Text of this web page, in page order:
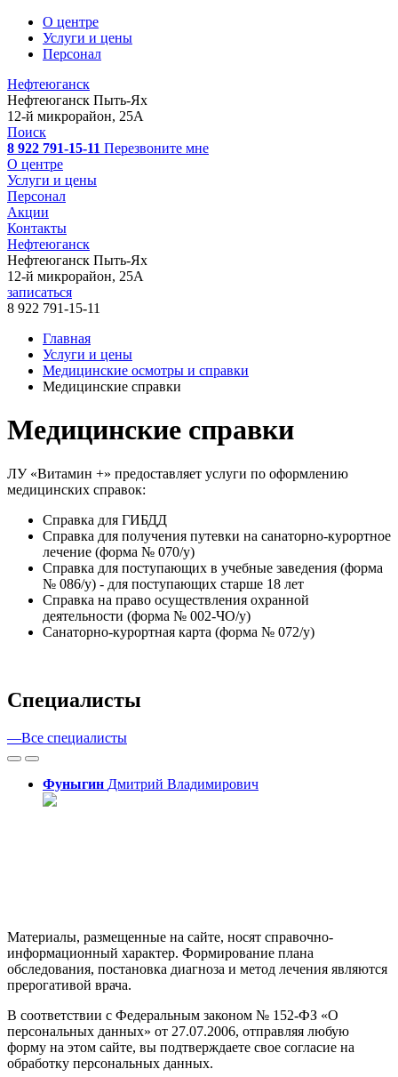
О центре
Услуги и цены
Персонал
Нефтеюганск
Нефтеюганск Пыть-Ях
12-й микрорайон, 25А
Поиск
8 922 791-15-11 Перезвоните мне
О центре
Услуги и цены
Персонал
Акции
Контакты
Нефтеюганск
Нефтеюганск Пыть-Ях
12-й микрорайон, 25А
записаться
8 922 791-15-11
Главная
Услуги и цены
Медицинские осмотры и справки
Медицинские справки
Медицинские справки
ЛУ «Витамин +» предоставляет услуги по оформлению
медицинских справок:
Справка для ГИБДД
Справка для получения путевки на санаторно-курортное
лечение (форма № 070/у)
Справка для поступающих в учебные заведения (форма
№ 086/у) - для поступающих старше 18 лет
Справка на право осуществления охранной
деятельности (форма № 002-ЧО/у)
Санаторно-курортная карта (форма № 072/у)
Cпециалисты
—Все специалисты
Фуныгин Дмитрий Владимирович
Материалы, размещенные на сайте, носят справочно-
информационный характер. Формирование плана
обследования, постановка диагноза и метод лечения являются
прерогативой врача.
В соответствии с Федеральным законом № 152-ФЗ «О
персональных данных» от 27.07.2006, отправляя любую
форму на этом сайте, вы подтверждаете свое согласие на
обработку персональных данных.